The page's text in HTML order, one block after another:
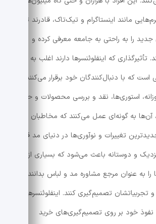
مانند اینستاگرام و تیک‌تاک، قادرند تا
را به راحتی به جامعه معرفی کرده و
تأثیرگذاری که اینفلوئنسرها دارند اغلب به
است که با دنبال‌کنندگان خود برقرار می‌کنند. از
استوری‌ها، نقد و بررسی محصولات و حتی
آن‌ها به گونه‌ای عمل می‌کنند که مخاطبان
تغییرات و نوآوری‌ها در دنیای مد قرار
و دوستانه باعث می‌شود که بسیاری از
را به عنوان مرجع مشاوره مد و لباس بدانند و
تصمیم‌گیری کنند. اینفلوئنسرها با
نفوذ خود بر روی تصمیم‌گیری‌های خرید